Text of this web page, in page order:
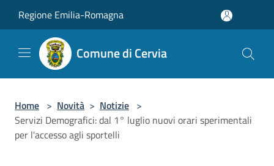
Regione Emilia-Romagna
Comune di Cervia
Home > Novità > Notizie >
Servizi Demografici: dal 1° luglio nuovi orari sperimentali
per l'accesso agli sportelli